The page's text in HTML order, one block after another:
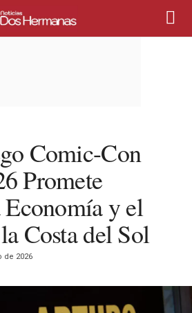
Comic-Con
Promete
y el
Costa del Sol
de 2026